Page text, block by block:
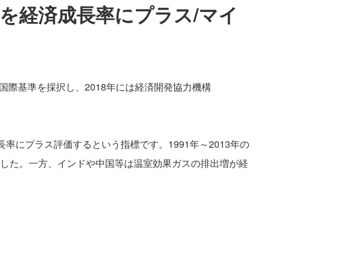
経済成長率にプラス/マイ
際基準を採択し、2018年には経済開発協力機構
にプラス評価するという指標です。1991年～2013年の
た。一方、インドや中国等は温室効果ガスの排出増が経